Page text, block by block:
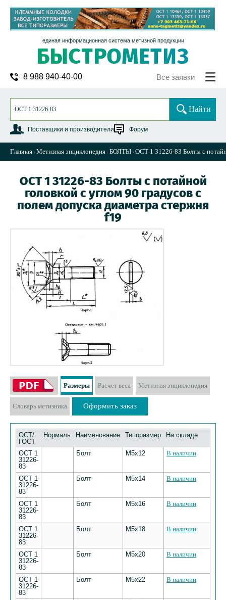
единая информационная система метизной продукции
8 988 940-40-00 Все заявки
Поставщики и производители Форум
Найти
Главная Метизная энциклопедия БОЛТЫ ОСТ 1 31226-83 Болты с
ОСТ 1 31226-83 Болты с потайной
головкой с углом 90 градусов с
полем допуска диаметра стержня
f19
Размеры Расчет веса Метизная энциклопедия
Словарь метизника Оформить заказ
ОСТ/
ГОСТ
Нормаль Наименование Типоразмер На складе
ОСТ 1
31226-
83
Болт M5х12 В наличии
ОСТ 1
31226-
83
Болт M5х14 В наличии
ОСТ 1
31226-
83
Болт M5х16 В наличии
ОСТ 1
31226-
83
Болт M5х18 В наличии
ОСТ 1
31226-
83
Болт M5х20 В наличии
ОСТ 1
31226-
83
Болт M5х22 В наличии